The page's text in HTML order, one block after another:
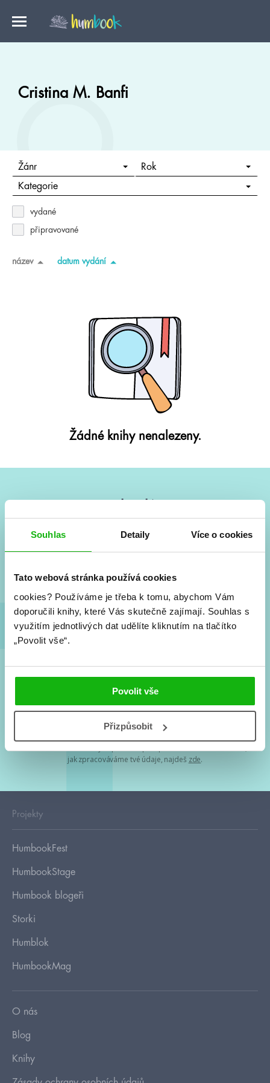
Souhlas Detaily Více o cookies
Tato webová stránka používá cookies
cookies? Používáme je třeba k tomu, abychom Vám
doporučili knihy, které Vás skutečně zajímají. Souhlas s
využitím jednotlivých dat udělíte kliknutím na tlačítko
„Povolit vše“.
Povolit vše
Přizpůsobit
Cristina M. Banfi
Žánr Rok
Kategorie
vydané
připravované
název datum vydání
Žádné knihy nenalezeny.
Vše kolem #youngadult každý měsíc rovnou do mailu!
a seriálové adaptace a další.
Souhlasím spodmínkami zpracování osobních údajů
Tvá e-mailová adresa je u nás v bezpečí. Přečti si
jak zpracováváme tvé údaje, najdeš zde.
Projekty
HumbookFest
HumbookStage
Humbook blogeři
Storki
Humblok
HumbookMag
O nás
Blog
Knihy